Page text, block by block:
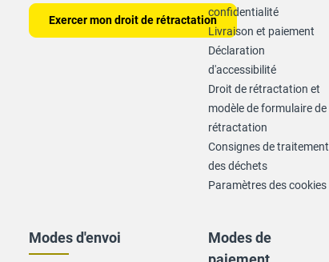
Exercer mon droit de rétractation
confidentialité
Livraison et paiement
Déclaration
d'accessibilité
Droit de rétractation et
modèle de formulaire de
rétractation
Consignes de traitement
des déchets
Paramètres des cookies
Modes de
Modes d'envoi